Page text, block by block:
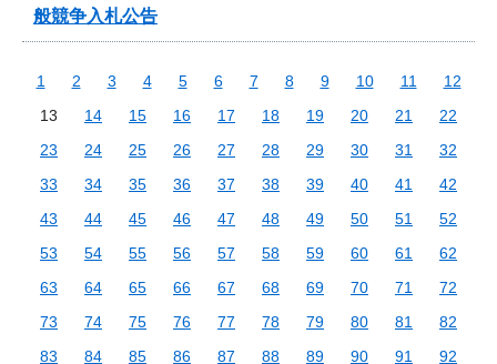
般競争入札公告
1 2 3 4 5 6 7 8 9 10 11
12
13
14 15 16 17 18 19 20 21
22
23
24 25 26 27 28 29 30 31
32
33
34 35 36 37 38 39 40 41
42
43
44 45 46 47 48 49 50 51
52
53
54 55 56 57 58 59 60 61
62
63
64 65 66 67 68 69 70 71
72
73
74 75 76 77 78 79 80 81
82
83
84 85 86 87 88 89 90 91
92